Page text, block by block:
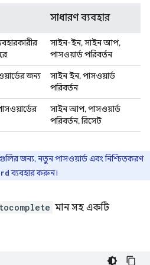
সাধারণ ব্যবহার
সাইন-ইন, সাইন আপ,
পাসওয়ার্ড পরিবর্তন
জন্য
সাইন ইন, পাসওয়ার্ড
পরিবর্তন
সাইন আপ, পাসওয়ার্ড
পরিবর্তন, রিসেট
জন্য, নতুন পাসওয়ার্ড এবং নিশ্চিতকরণ
ব্যবহার করুন।
মান সহ একটি